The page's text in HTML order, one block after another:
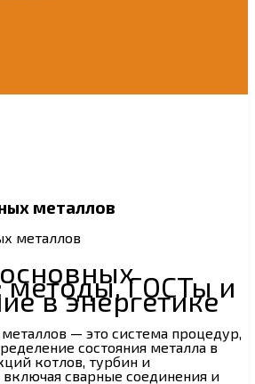
металлов
методы, ГОСТы и
в энергетике
— это система процедур,
состояния металла в
котлов, турбин и
сварные соединения и